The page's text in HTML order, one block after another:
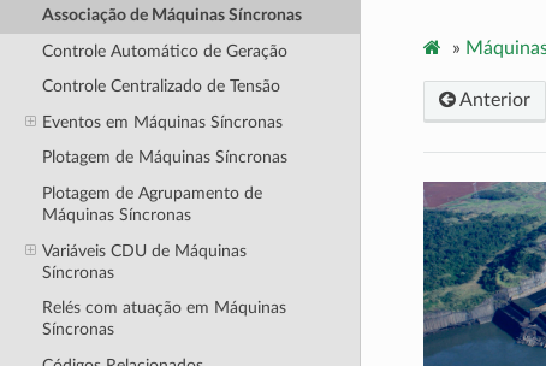
Associação de Máquinas Síncronas
Controle Automático de Geração
Controle Centralizado de Tensão
Eventos em Máquinas Síncronas
Plotagem de Máquinas Síncronas
Plotagem de Agrupamento de
Máquinas Síncronas
Variáveis CDU de Máquinas
Síncronas
Relés com atuação em Máquinas
Síncronas
»
Anterior